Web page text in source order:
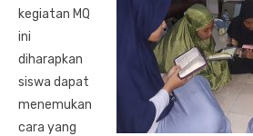
kegiatan MQ
ini
diharapkan
siswa dapat
menemukan
cara yang